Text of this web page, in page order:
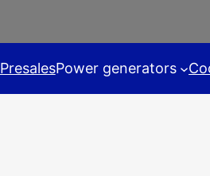
PresalesPower generators